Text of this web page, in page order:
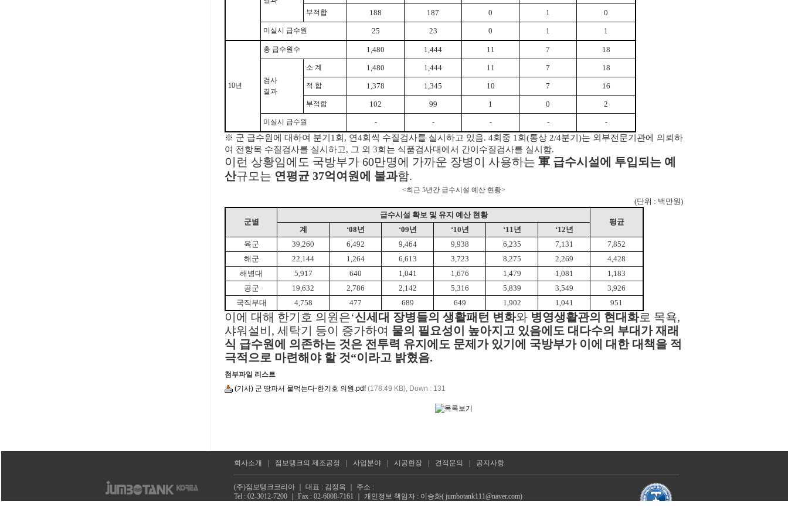
부적합
188 187 0 1 0
미실시 급수원 25 23 0 1 1
10년
총 급수원수 1,480 1,444 11 7 18
검사
결과
소 계 1,480 1,444 11 7 18
적 합 1,378 1,345 10 7 16
부적합 102 99 1 0 2
미실시 급수원 - - - - -
※ 군 급수원에 대하여 분기1회, 연4회씩 수질검사를 실시하고 있음. 4회중 1회(통상 2/4분기)는 외부전문기관에 의뢰하
여 전항목 수질검사를 실시하고, 그 외 3회는 식품검사대에서 간이수질검사를 실시함.
이런 상황임에도 국방부가 60만명에 가까운 장병이 사용하는 軍 급수시설에 투입되는 예
산규모는 연평균 37억여원에 불과함.
<최근 5년간 급수시설 예산 현황>
(단위 : 백만원)
군별
급수시설 확보 및 유지 예산 현황
평균
계
‘08년 ‘09년 ‘10년 ‘11년
‘12년
육군
39,260 6,492 9,464 9,938 6,235 7,131
7,852
해군
22,144 1,264 6,613 3,723 8,275 2,269
4,428
해병대
5,917 640 1,041 1,676 1,479 1,081
1,183
공군
19,632 2,786 2,142 5,316 5,839 3,549
3,926
국직부대
4,758 477 689 649 1,902 1,041 951
이에 대해 한기호 의원은‘신세대 장병들의 생활패턴 변화와 병영생활관의 현대화로 목욕,
샤워설비, 세탁기 등이 증가하여 물의 필요성이 높아지고 있음에도 대다수의 부대가 재래
식 급수원에 의존하는 것은 전투력 유지에도 문제가 있기에 국방부가 이에 대한 대책을 적
극적으로 마련해야 할 것“이라고 밝혔음.
첨부파일 리스트
(기사) 군 땅파서 물먹는다-한기호 의원.pdf(178.49 KB), Down : 131
회사소개 점보탱크의 제조공정 사업분야 시공현장 견적문의 공지사항
(주)점보탱크코리아 ｜ 대표 : 김정옥 ｜ 주소 :
Tel : 02-3012-7200 ｜ Fax : 02-6008-7161 ｜ 개인정보 책임자 : 이승화( jumbotank111@naver.com)